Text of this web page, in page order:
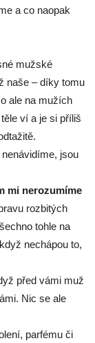
a co naopak
mužské
naše – díky tomu
ale na mužích
ví a je si příliš
jsou
mi nerozumíme
rozbitých
tohle na
nechápou to,
před vámi muž
Nic se ale
parfému či